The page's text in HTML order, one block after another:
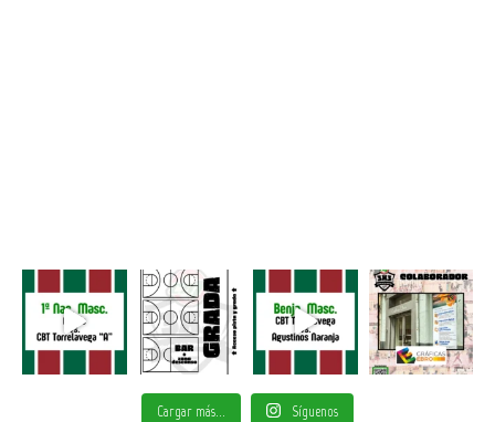
Cargar más... Síguenos